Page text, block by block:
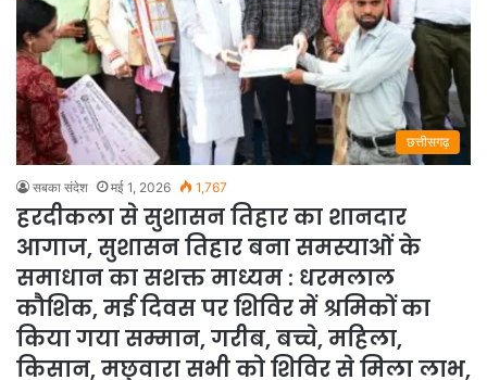
छत्तीसगढ़
सबका संदेश मई 1, 2026 1,767
हरदीकला से सुशासन तिहार का शानदार
आगाज, सुशासन तिहार बना समस्याओं के
समाधान का सशक्त माध्यम : धरमलाल
कौशिक, मई दिवस पर शिविर में श्रमिकों का
किया गया सम्मान, गरीब, बच्चे, महिला,
किसान, मछुवारा सभी को शिविर से मिला लाभ,